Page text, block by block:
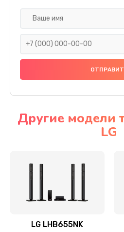
Ремонт платы
Ремонт
Ремонт / замена кнопок,
Другие модели
LG
LG LHB655NK